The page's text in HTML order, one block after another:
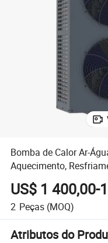
Bomba de Calor Ar-
Aquecimento,
R32 Refrigerante e
US$ 1 400,00-
2 Peças (MOQ)
Atributos do